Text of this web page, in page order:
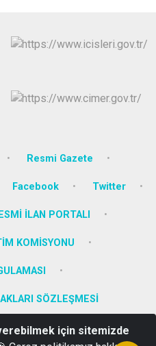
Resmi Gazete
Facebook Twitter
İLAN PORTALI
KOMİSYONU
SÖZLEŞMESİ
No: 11 Mihalgazi/ESKİŞEHİR
için sitemizde